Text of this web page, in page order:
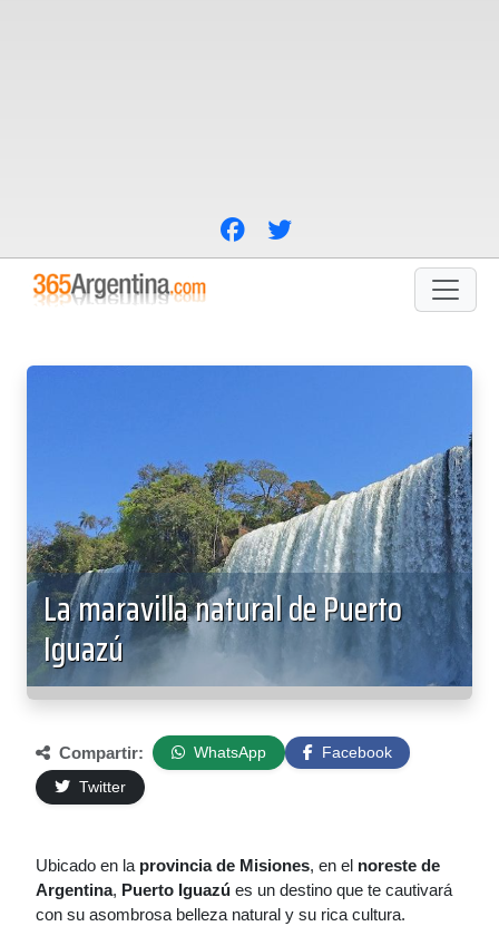
La maravilla natural de Puerto
Iguazú
Compartir: WhatsApp
Facebook
Twitter
Ubicado en la provincia de Misiones, en el noreste de
Argentina, Puerto Iguazú es un destino que te cautivará
con su asombrosa belleza natural y su rica cultura.